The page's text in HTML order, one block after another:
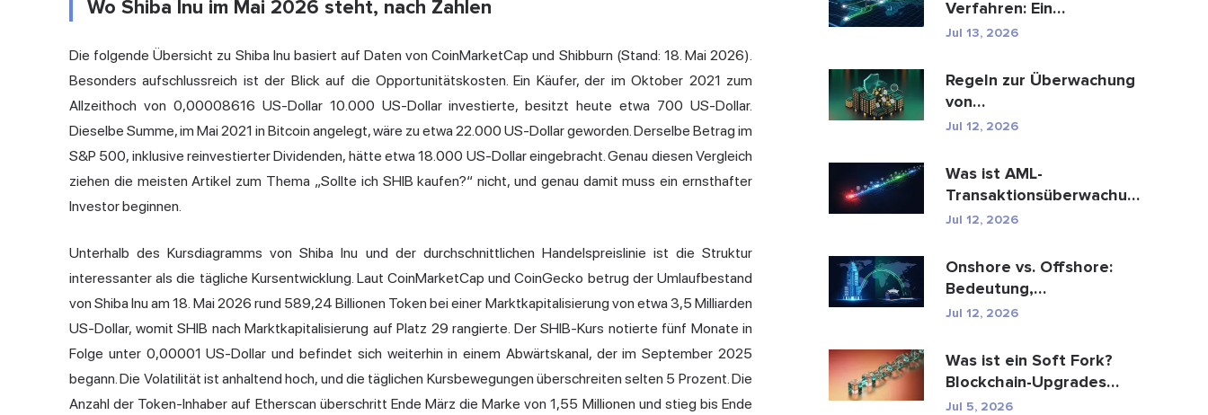
Wo Shiba Inu im Mai 2026 steht, nach Zahlen
Die folgende Übersicht zu Shiba Inu basiert auf Daten von CoinMarketCap und Shibburn (Stand: 18. Mai 2026).
Besonders aufschlussreich ist der Blick auf die Opportunitätskosten. Ein Käufer, der im Oktober 2021 zum
Allzeithoch von 0,00008616 US-Dollar 10.000 US-Dollar investierte, besitzt heute etwa 700 US-Dollar.
Dieselbe Summe, im Mai 2021 in Bitcoin angelegt, wäre zu etwa 22.000 US-Dollar geworden. Derselbe Betrag im
S&P 500, inklusive reinvestierter Dividenden, hätte etwa 18.000 US-Dollar eingebracht. Genau diesen Vergleich
ziehen die meisten Artikel zum Thema „Sollte ich SHIB kaufen?“ nicht, und genau damit muss ein ernsthafter
Investor beginnen.
Unterhalb des Kursdiagramms von Shiba Inu und der durchschnittlichen Handelspreislinie ist die Struktur
interessanter als die tägliche Kursentwicklung. Laut CoinMarketCap und CoinGecko betrug der Umlaufbestand
von Shiba Inu am 18. Mai 2026 rund 589,24 Billionen Token bei einer Marktkapitalisierung von etwa 3,5 Milliarden
US-Dollar, womit SHIB nach Marktkapitalisierung auf Platz 29 rangierte. Der SHIB-Kurs notierte fünf Monate in
Folge unter 0,00001 US-Dollar und befindet sich weiterhin in einem Abwärtskanal, der im September 2025
begann. Die Volatilität ist anhaltend hoch, und die täglichen Kursbewegungen überschreiten selten 5 Prozent. Die
Anzahl der Token-Inhaber auf Etherscan überschritt Ende März die Marke von 1,55 Millionen und stieg bis Ende
Verfahren: Ein
vollständiger Leitfaden
Jul 13, 2026
Regeln zur Überwachung
von
Geldwäschetransaktionen:
Jul 12, 2026
Was ist AML-
Transaktionsüberwachung
und wie funktioniert sie?
Jul 12, 2026
Onshore vs. Offshore:
Bedeutung,
Schlüsselunterschiede
Jul 12, 2026
Was ist ein Soft Fork?
Blockchain-Upgrades
erklärt
Jul 5, 2026